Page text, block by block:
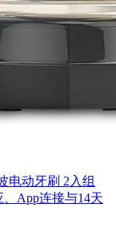
电动牙刷 2入组
App连接与14天